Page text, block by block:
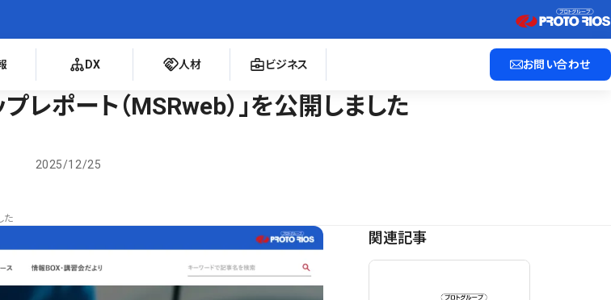
DX 人材 ビジネス お問い合わせ
レポート（MSRweb）」を公開しました
2025/12/25
た
関連記事